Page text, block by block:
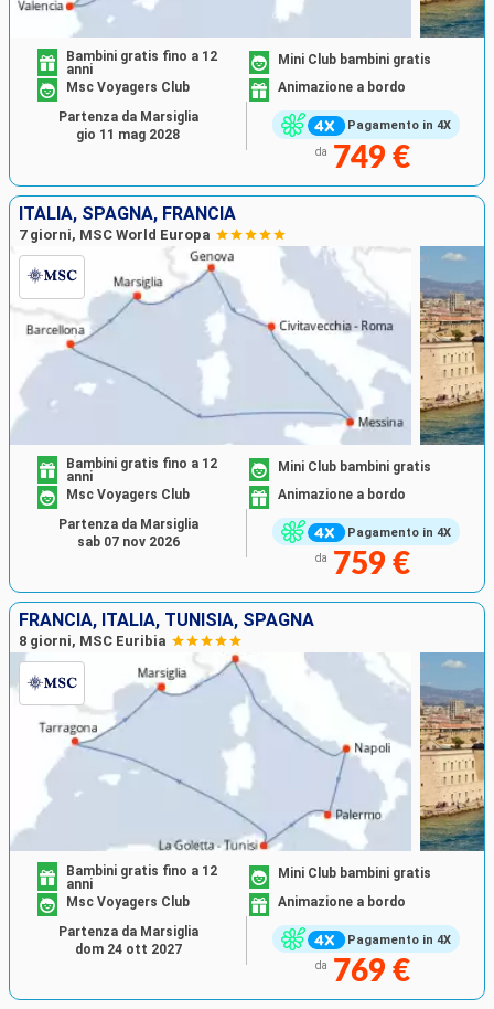
Pagamento in 4X
Bambini gratis fino a 12
anni
Mini Club bambini gratis
Msc Voyagers Club
Animazione a bordo
da 749 €
Partenza da Marsiglia
gio 11 mag 2028
ITALIA, SPAGNA, FRANCIA
7 giorni, MSC World Europa
Pagamento in 4X
Bambini gratis fino a 12
anni
Mini Club bambini gratis
Msc Voyagers Club
Animazione a bordo
da 759 €
Partenza da Marsiglia
sab 07 nov 2026
FRANCIA, ITALIA, TUNISIA, SPAGNA
8 giorni, MSC Euribia
Pagamento in 4X
Bambini gratis fino a 12
anni
Mini Club bambini gratis
Msc Voyagers Club
Animazione a bordo
da 769 €
Partenza da Marsiglia
dom 24 ott 2027